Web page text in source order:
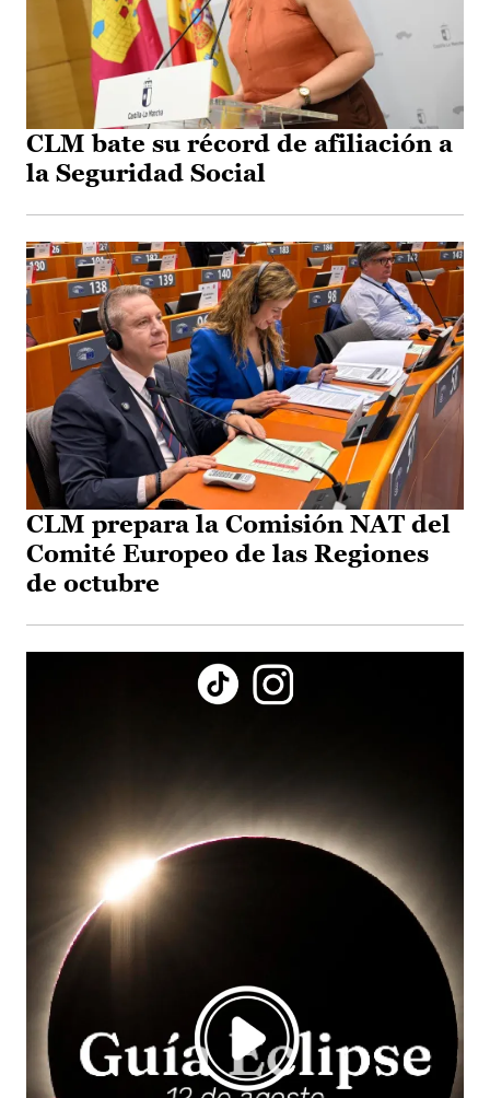
CLM bate su récord de afiliación a
la Seguridad Social
CLM prepara la Comisión NAT del
Comité Europeo de las Regiones
de octubre